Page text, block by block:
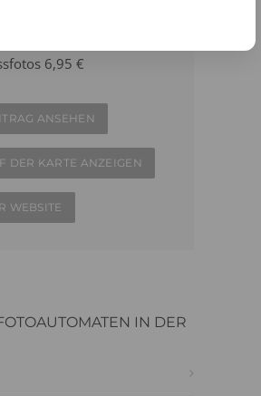
6,95 €
ANSEHEN
DER KARTE ANZEIGEN
WEBSITE
IN DER